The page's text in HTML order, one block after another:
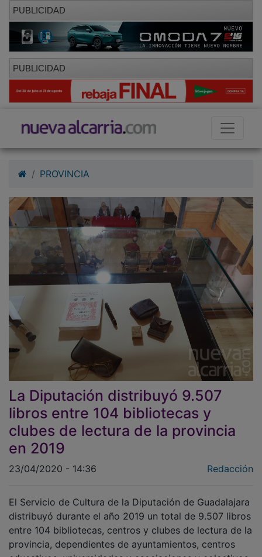
PUBLICIDAD
PUBLICIDAD
La Diputación distribuyó 9.507
libros entre 104 bibliotecas y
clubes de lectura de la provincia
en 2019
distribuyó durante el año 2019 un total de 9.507 libros
entre 104 bibliotecas, centros y clubes de lectura de la
provincia, dependientes de ayuntamientos, centros
educativos, universidades y asociaciones y colectivos